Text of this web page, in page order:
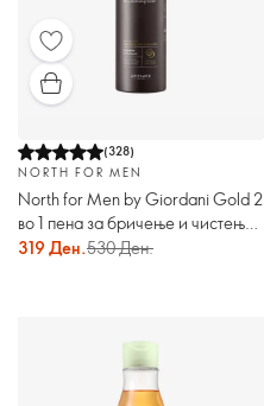
(328)
NORTH FOR MEN
North for Men by Giordani Gold 2
во 1 пена за бричење и чистење
на лице
319 Ден.530 Ден.